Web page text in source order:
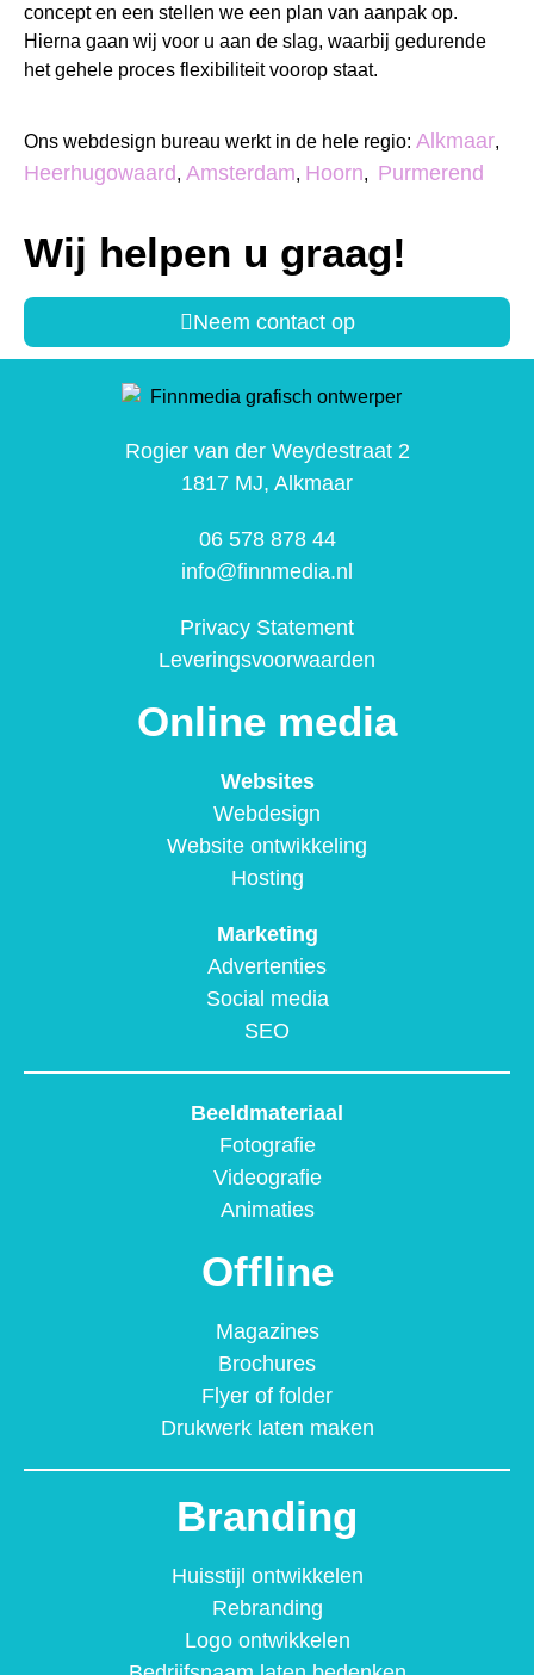
concept en een stellen we een plan van aanpak op.
Hierna gaan wij voor u aan de slag, waarbij gedurende
het gehele proces flexibiliteit voorop staat.
Ons webdesign bureau werkt in de hele regio: Alkmaar,
Heerhugowaard, Amsterdam, Hoorn, Purmerend
Wij helpen u graag!
Neem contact op
Rogier van der Weydestraat 2
1817 MJ, Alkmaar
06 578 878 44
info@finnmedia.nl
Privacy Statement
Leveringsvoorwaarden
Online media
Websites
Webdesign
Website ontwikkeling
Hosting
Marketing
Advertenties
Social media
SEO
Beeldmateriaal
Fotografie
Videografie
Animaties
Offline
Magazines
Brochures
Flyer of folder
Drukwerk laten maken
Branding
Huisstijl ontwikkelen
Rebranding
Logo ontwikkelen